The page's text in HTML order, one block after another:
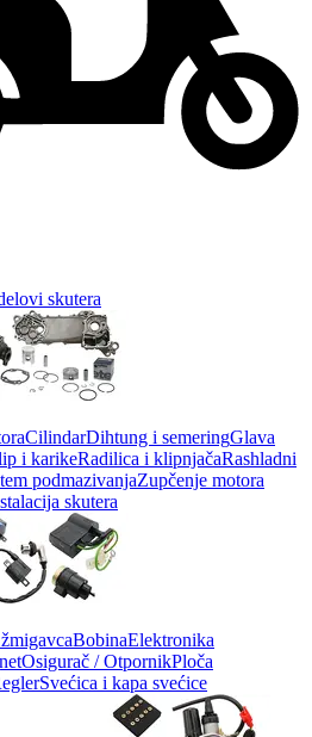
skutera
CilindarDihtung i semeringGlava
i karikeRadilica i klipnjačaRashladni
podmazivanjaZupčenje motora
skutera
BobinaElektronika
Osigurač / OtpornikPloča
Svećica i kapa svećice